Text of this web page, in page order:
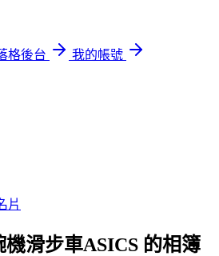
格後台
我的帳號
片
機滑步車ASICS 的相簿